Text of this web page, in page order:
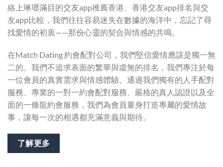
絡上琳瑯滿目的交友app推薦香港、香港交友app排名與交
友app比較，我們往往容易迷失在數據的海洋中，忘記了尋
找愛情的初衷——那份心靈的契合與情感的共鳴。
在Match Dating 約會配對公司，我們堅信愛情應該是獨一無
二的。我們不追求表面的繁華與虛無的排名，我們專注於每
一位會員的真實需求與情感體驗。通過我們獨有的人手配對
服務、專業的一對一約會配對服務、嚴格的真人認證以及全
面的一條龍約會服務，我們為會員量身打造專屬的愛情故
事，讓每一次的相遇都充滿意義與期待。
了解更多